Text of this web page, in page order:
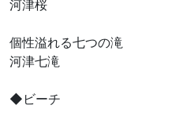
河津桜
個性溢れる七つの滝
河津七滝
◆ビーチ